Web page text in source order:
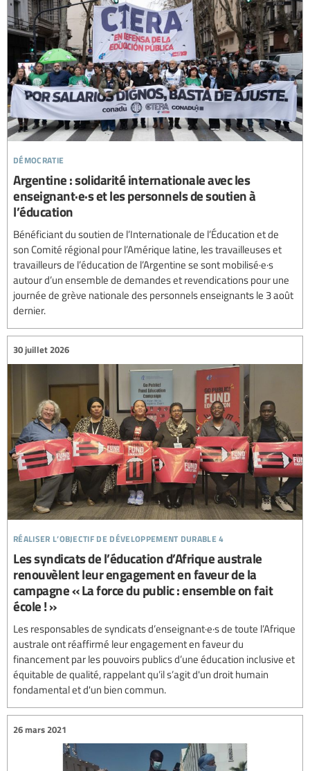
démocratie
Argentine : solidarité internationale avec les
enseignant·e·s et les personnels de soutien à
l’éducation
Bénéficiant du soutien de l’Internationale de l’Éducation et de
son Comité régional pour l’Amérique latine, les travailleuses et
travailleurs de l’éducation de l’Argentine se sont mobilisé·e·s
autour d’un ensemble de demandes et revendications pour une
journée de grève nationale des personnels enseignants le 3 août
dernier.
réaliser l’objectif de développement durable 4
30 juillet 2026
Les syndicats de l’éducation d’Afrique australe
renouvèlent leur engagement en faveur de la
campagne « La force du public : ensemble on fait
école ! »
Les responsables de syndicats d’enseignant·e·s de toute l’Afrique
australe ont réaffirmé leur engagement en faveur du
financement par les pouvoirs publics d’une éducation inclusive et
équitable de qualité, rappelant qu’il s’agit d'un droit humain
fondamental et d'un bien commun.
26 mars 2021